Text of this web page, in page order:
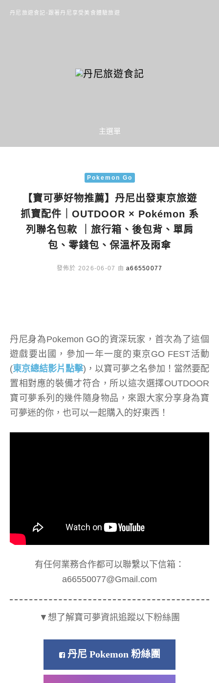
丹尼旅遊食記-跟著丹尼享受美食體驗旅遊
主選單
Pokemon Go
【寶可夢好物推薦】丹尼出發東京旅遊
抓寶配件｜OUTDOOR × Pokémon 系
列聯名包款 ｜旅行箱、後包背、單肩
包、零錢包、保溫杯及雨傘
發佈於 2026-06-07 由 a66550077
丹尼身為Pokemon GO的資深玩家，首次為了這個
遊戲要出國，參加一年一度的東京GO FEST活動
(東京總結影片點擊)，以寶可夢之名參加！當然要配
置相對應的裝備才符合，所以這次選擇OUTDOOR
寶可夢系列的幾件隨身物品，來跟大家分享身為寶
可夢迷的你，也可以一起購入的好東西！
有任何業務合作都可以聯繫以下信箱：
a66550077@Gmail.com
▼想了解寶可夢資訊追蹤以下粉絲團
丹尼 Pokemon 粉絲團